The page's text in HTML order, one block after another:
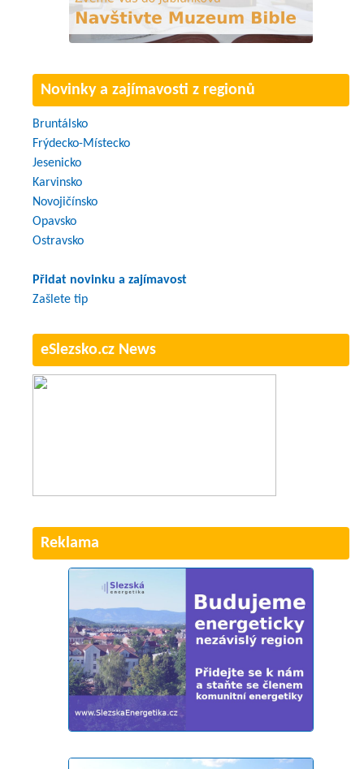
Novinky a zajímavosti z regionů
Bruntálsko
Frýdecko-Místecko
Jesenicko
Karvinsko
Novojičínsko
Opavsko
Ostravsko
Přidat novinku a zajímavost
Zašlete tip
eSlezsko.cz News
Reklama